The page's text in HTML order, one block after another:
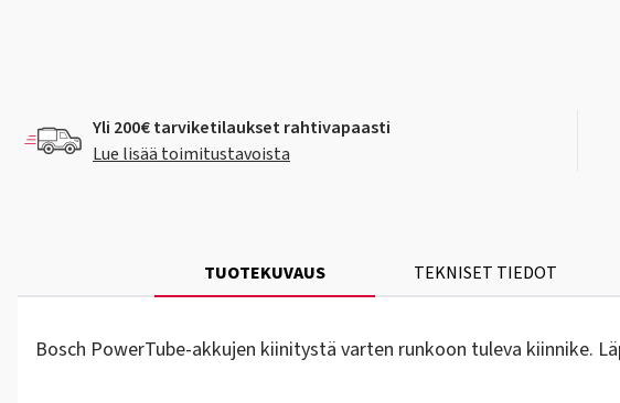
Yli 200€ tarviketilaukset rahtivapaasti
Lue lisää toimitustavoista
TUOTEKUVAUS TEKNISET TIEDOT
Bosch PowerTube-akkujen kiinitystä varten runkoon tuleva kiinnike.